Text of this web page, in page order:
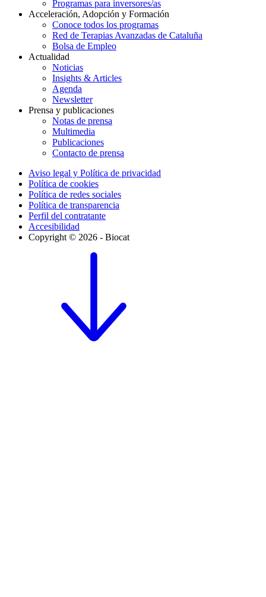
Programas para inversores/as
Acceleración, Adopción y Formación
Conoce todos los programas
Red de Terapias Avanzadas de Cataluña
Bolsa de Empleo
Actualidad
Noticias
Insights & Articles
Agenda
Newsletter
Prensa y publicaciones
Notas de prensa
Multimedia
Publicaciones
Contacto de prensa
Aviso legal y Política de privacidad
Política de cookies
Política de redes sociales
Política de transparencia
Perfil del contratante
Accesibilidad
Copyright © 2026 - Biocat